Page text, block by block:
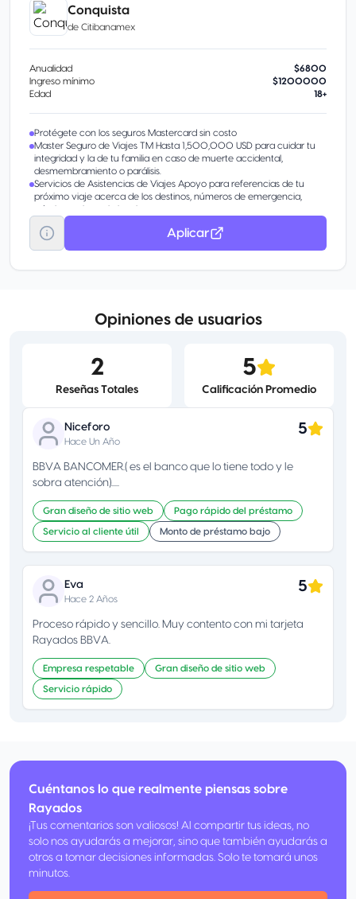
historial. Conquista
de Citibanamex
Anualidad
$6800
Ingreso mínimo
$1200000
Edad
18+
Protégete con los seguros Mastercard sin costo
Master Seguro de Viajes TM Hasta 1,500,000 USD para cuidar tu
integridad y la de tu familia en caso de muerte accidental,
desmembramiento o parálisis.
Servicios de Asistencias de Viajes Apoyo para referencias de tu
próximo viaje acerca de los destinos, números de emergencia,
trámites, asistencia legal y otros temas.
Master Assist Black Cobertura en caso de lesión o enfermedad por
hasta 200,000 USD en tus viajes alrededor del mundo.
Aplicar
Opiniones de usuarios
2
Reseñas Totales
5
Calificación Promedio
Niceforo
Hace Un Año
5
BBVA BANCOMER.( es el banco que lo tiene todo y le
sobra atención).....
Gran diseño de sitio web Pago rápido del préstamo
Servicio al cliente útil Monto de préstamo bajo
Eva
Hace 2 Años
5
Proceso rápido y sencillo. Muy contento con mi tarjeta
Rayados BBVA.
Empresa respetable Gran diseño de sitio web
Servicio rápido
Cuéntanos lo que realmente piensas sobre
Rayados
¡Tus comentarios son valiosos! Al compartir tus ideas, no
solo nos ayudarás a mejorar, sino que también ayudarás a
otros a tomar decisiones informadas. Solo te tomará unos
minutos.